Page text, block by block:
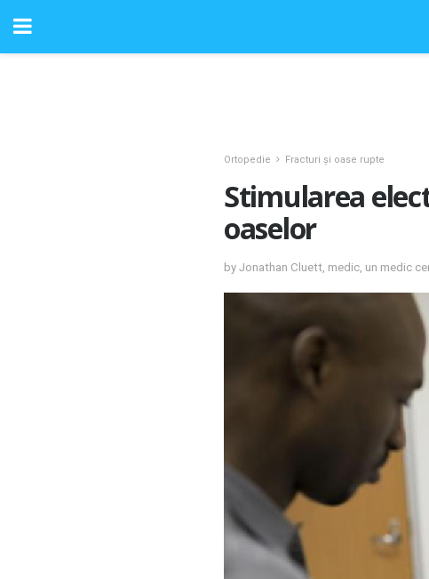
Ortopedie Fracturi și oase rupte
Stimularea
oaselor
by Jonathan Cluett, medic, un medic